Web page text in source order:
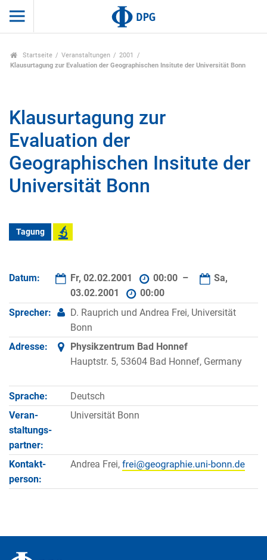
Startseite Veranstaltungen
2001
Klausurtagung zur Evaluation der Geographischen Insitute der Universität Bonn
Klausurtagung zur
Evaluation der
Geographischen Insitute der
Universität Bonn
Tagung
Datum: Fr, 02.02.2001 00:00 –
Sa,
03.02.2001
00:00
Sprecher:
D. Rauprich und Andrea Frei, Universität
Bonn
Adresse:
Physikzentrum Bad Honnef
Hauptstr. 5, 53604 Bad Honnef, Germany
Sprache:
Deutsch
Veran­
staltungs­
partner:
Universität Bonn
Kontakt­
person:
Andrea Frei,